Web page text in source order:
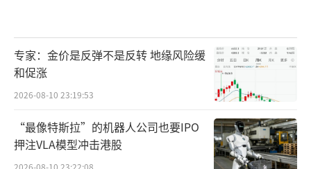
专家：金价是反弹不是反转 地缘风险缓
和促涨
2026-08-10 23:19:53
“最像特斯拉”的机器人公司也要IPO
押注VLA模型冲击港股